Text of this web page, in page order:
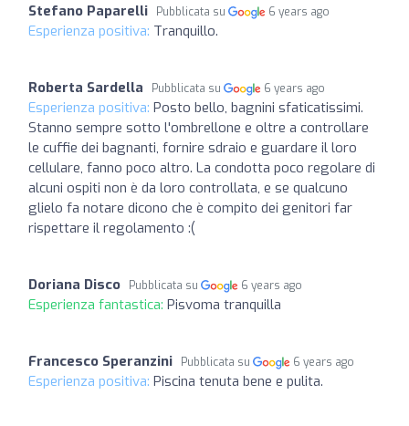
Stefano Paparelli Pubblicata su 6 years ago
Esperienza positiva: Tranquillo.
Roberta Sardella Pubblicata su 6 years ago
Esperienza positiva: Posto bello, bagnini sfaticatissimi.
Stanno sempre sotto l'ombrellone e oltre a controllare
le cuffie dei bagnanti, fornire sdraio e guardare il loro
cellulare, fanno poco altro. La condotta poco regolare di
alcuni ospiti non è da loro controllata, e se qualcuno
glielo fa notare dicono che è compito dei genitori far
rispettare il regolamento :(
Doriana Disco Pubblicata su 6 years ago
Esperienza fantastica: Pisvoma tranquilla
Francesco Speranzini Pubblicata su 6 years ago
Esperienza positiva: Piscina tenuta bene e pulita.